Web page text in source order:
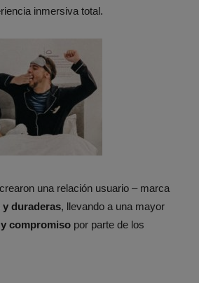
inmersiva total.
una relación usuario – marca
duraderas, llevando a una mayor
compromiso por parte de los